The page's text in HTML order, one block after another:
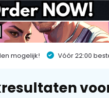
mogelijk! Vóór 22:00